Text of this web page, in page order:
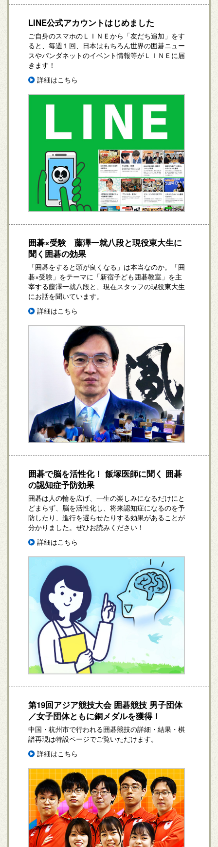
LINE公式アカウントはじめました
ご自身のスマホのＬＩＮＥから「友だち追加」をす
ると、毎週１回、日本はもちろん世界の囲碁ニュー
スやパンダネットのイベント情報等がＬＩＮＥに届
きます！
詳細はこちら
囲碁×受験 藤澤一就八段と現役東大生に
聞く囲碁の効果
「囲碁をすると頭が良くなる」は本当なのか。「囲
碁×受験」をテーマに「新宿子ども囲碁教室」を主
宰する藤澤一就八段と、現在スタッフの現役東大生
にお話を聞いています。
詳細はこちら
囲碁で脳を活性化！ 飯塚医師に聞く 囲碁
の認知症予防効果
囲碁は人の輪を広げ、一生の楽しみになるだけにと
どまらず、脳を活性化し、将来認知症になるのを予
防したり、進行を遅らせたりする効果があることが
分かりました。ぜひお読みください！
詳細はこちら
第19回アジア競技大会 囲碁競技 男子団体
／女子団体ともに銅メダルを獲得！
中国・杭州市で行われる囲碁競技の詳細・結果・棋
譜再現は特設ページでご覧いただけます。
詳細はこちら